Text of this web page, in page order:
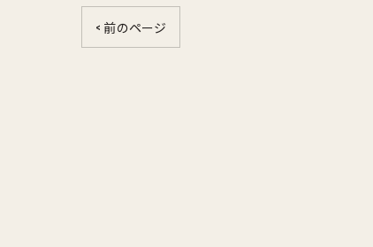
< 前のページ